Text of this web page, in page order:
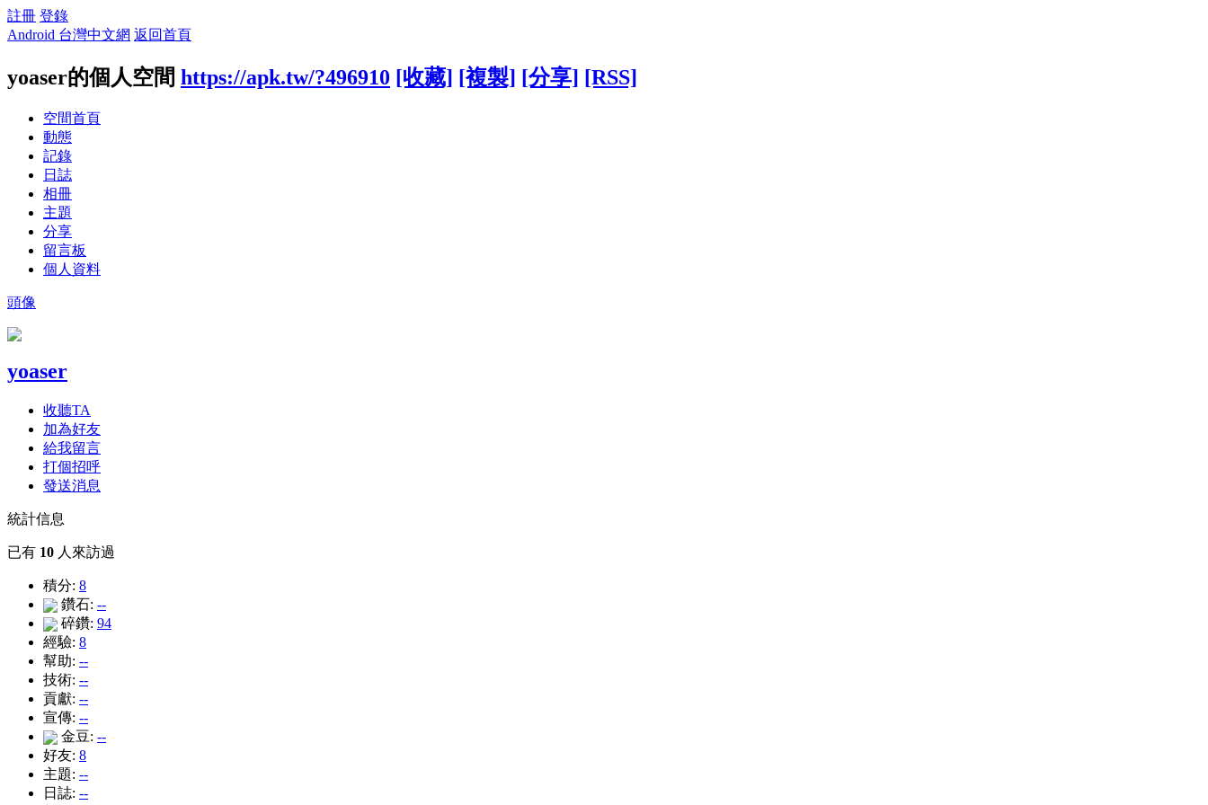
註冊 登錄
Android 台灣中文網 返回首頁
yoaser的個人空間 https://apk.tw/?496910 [收藏] [複製] [分享] [RSS]
空間首頁
動態
記錄
日誌
相冊
主題
分享
留言板
個人資料
頭像
yoaser
收聽TA
加為好友
給我留言
打個招呼
發送消息
統計信息
已有 10 人來訪過
積分: 8
鑽石: --
碎鑽: 94
經驗: 8
幫助: --
技術: --
貢獻: --
宣傳: --
金豆: --
好友: 8
主題: --
日誌: --